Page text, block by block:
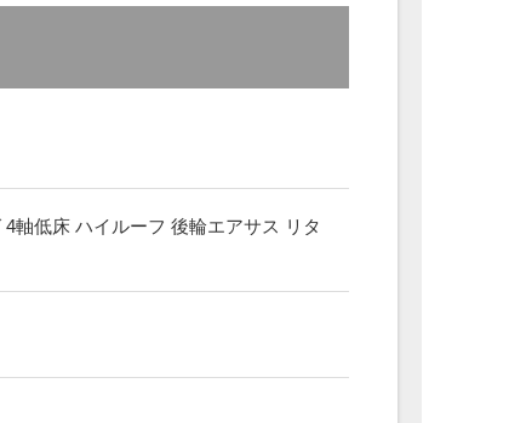
軸低床 ハイルーフ 後輪エアサス リタ